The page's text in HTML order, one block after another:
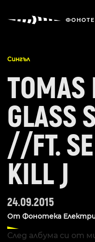
Сингъл
TOMAS
GLASS
//FT.
KILL J
24.09.2015
От Фонотека
След албума си от